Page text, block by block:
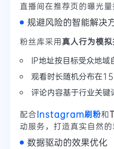
直播间在推荐页的曝光
规避风险的智能解决
粉丝库采用真人行为模
IP地址按目标受众地域
观看时长随机分布在
评论内容基于行业关键
配合Instagram刷粉和
动服务，打造真实自然的
数据驱动的效果优化